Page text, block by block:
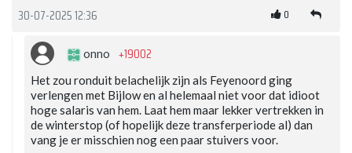
30-07-2025 12:36 0
onno +19002
Het zou ronduit belachelijk zijn als Feyenoord ging
verlengen met Bijlow en al helemaal niet voor dat idioot
hoge salaris van hem. Laat hem maar lekker vertrekken in
de winterstop (of hopelijk deze transferperiode al) dan
vang je er misschien nog een paar stuivers voor.